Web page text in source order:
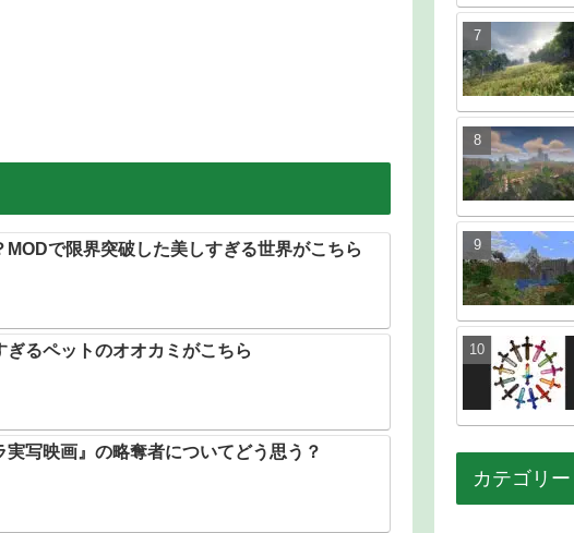
MODで限界突破した美しすぎる世界がこちら
ぎるペットのオオカミがこちら
実写映画』の略奪者についてどう思う？
カテゴリー